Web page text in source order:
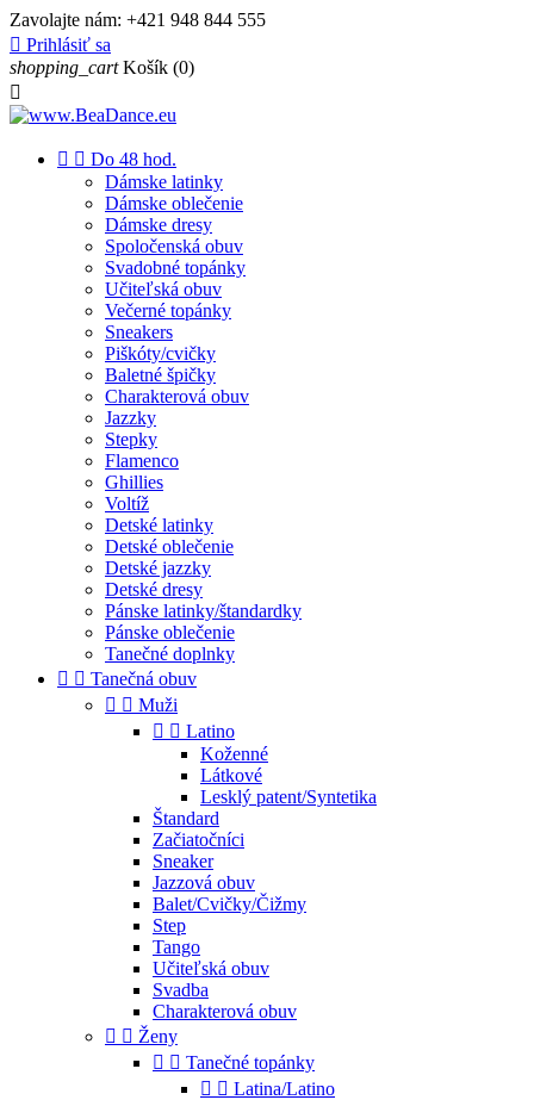
Zavolajte nám: +421 948 844 555
 Prihlásiť sa
shopping_cart Košík (0)

  Do 48 hod.
Dámske latinky
Dámske oblečenie
Dámske dresy
Spoločenská obuv
Svadobné topánky
Učiteľská obuv
Večerné topánky
Sneakers
Piškóty/cvičky
Baletné špičky
Charakterová obuv
Jazzky
Stepky
Flamenco
Ghillies
Voltíž
Detské latinky
Detské oblečenie
Detské jazzky
Detské dresy
Pánske latinky/štandardky
Pánske oblečenie
Tanečné doplnky
  Tanečná obuv
  Muži
  Latino
Koženné
Látkové
Lesklý patent/Syntetika
Štandard
Začiatočníci
Sneaker
Jazzová obuv
Balet/Cvičky/Čižmy
Step
Tango
Učiteľská obuv
Svadba
Charakterová obuv
  Ženy
  Tanečné topánky
  Latina/Latino